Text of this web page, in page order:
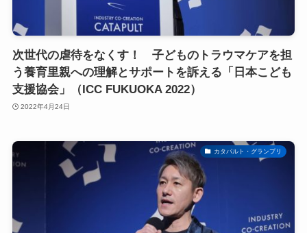
次世代の虐待をなくす！ 子どものトラウマケアを担
う養育里親への理解とサポートを訴える「日本こども
支援協会」（ICC FUKUOKA 2022）
2022年4月24日
カタパルト・グランプリ